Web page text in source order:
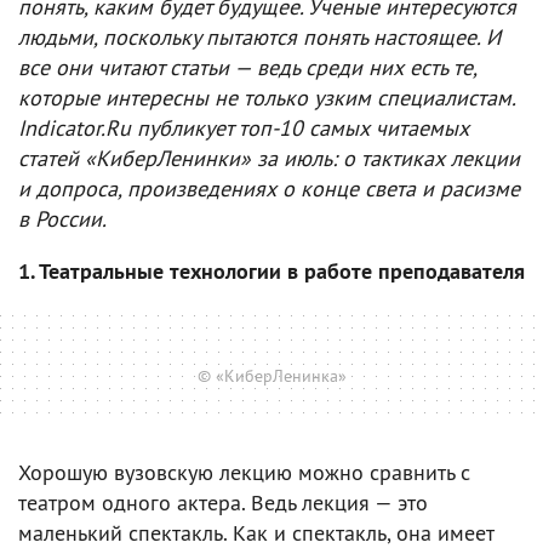
понять, каким будет будущее. Ученые интересуются
людьми, поскольку пытаются понять настоящее. И
все они читают статьи — ведь среди них есть те,
которые интересны не только узким специалистам.
Indicator.Ru публикует топ-10 самых читаемых
статей «КиберЛенинки» за июль: о тактиках лекции
и допроса, произведениях о конце света и расизме
в России.
1. Театральные технологии в работе преподавателя
© «КиберЛенинка»
Хорошую вузовскую лекцию можно сравнить с
театром одного актера. Ведь лекция — это
маленький спектакль. Как и спектакль, она имеет